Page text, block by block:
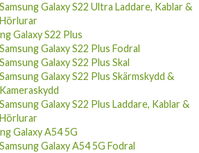
Samsung Galaxy S22 Ultra Laddare, Kablar &
Hörlurar
Galaxy S22 Plus
Samsung Galaxy S22 Plus Fodral
Samsung Galaxy S22 Plus Skal
Samsung Galaxy S22 Plus Skärmskydd &
Kameraskydd
Samsung Galaxy S22 Plus Laddare, Kablar &
Hörlurar
Galaxy A54 5G
Samsung Galaxy A54 5G Fodral